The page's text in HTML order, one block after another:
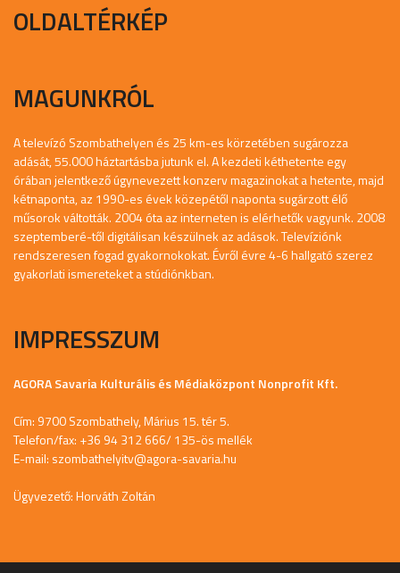
OLDALTÉRKÉP
MAGUNKRÓL
A televízó Szombathelyen és 25 km-es körzetében sugározza
adását, 55.000 háztartásba jutunk el. A kezdeti kéthetente egy
órában jelentkező úgynevezett konzerv magazinokat a hetente, majd
kétnaponta, az 1990-es évek közepétől naponta sugárzott élő
műsorok váltották. 2004 óta az interneten is elérhetők vagyunk. 2008
szeptemberé-től digitálisan készülnek az adások. Televíziónk
rendszeresen fogad gyakornokokat. Évről évre 4-6 hallgató szerez
gyakorlati ismereteket a stúdiónkban.
IMPRESSZUM
AGORA Savaria Kulturális és Médiaközpont Nonprofit Kft.
Cím: 9700 Szombathely, Márius 15. tér 5.
Telefon/fax: +36 94 312 666/ 135-ös mellék
E-mail: szombathelyitv@agora-savaria.hu
Ügyvezető: Horváth Zoltán